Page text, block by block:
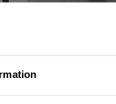
Zone!